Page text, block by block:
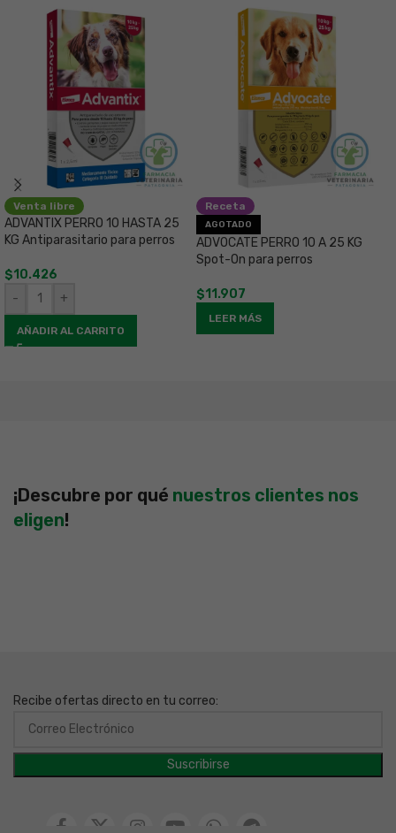
Venta libre
ADVANTIX PERRO 10 HASTA 25
KG Antiparasitario para perros
$10.426
-
+
AÑADIR AL CARRITO
Receta
AGOTADO
ADVOCATE PERRO 10 A 25 KG
Spot-On para perros
$11.907
LEER MÁS
¡Descubre por qué nuestros clientes nos
eligen!
Recibe ofertas directo en tu correo: